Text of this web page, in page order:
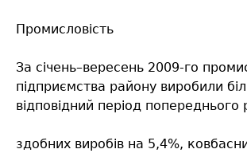
Промисловість
За січень–вересень 2009-го
підприємства району виробили
відповідний період попереднього
здобних виробів на 5,4%,